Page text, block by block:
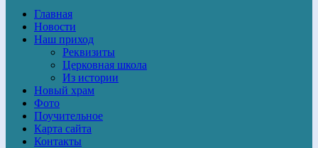
Главная
Новости
Наш приход
Реквизиты
Церковная школа
Из истории
Новый храм
Фото
Поучительное
Карта сайта
Контакты